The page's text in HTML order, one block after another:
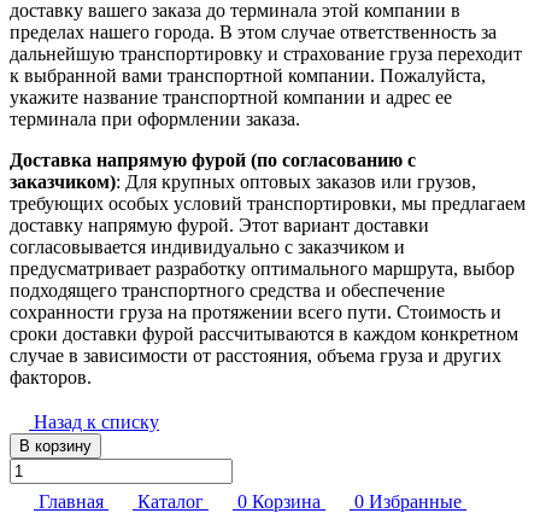
доставку вашего заказа до терминала этой компании в
пределах нашего города. В этом случае ответственность за
дальнейшую транспортировку и страхование груза переходит
к выбранной вами транспортной компании. Пожалуйста,
укажите название транспортной компании и адрес ее
терминала при оформлении заказа.
Доставка напрямую фурой (по согласованию с
заказчиком): Для крупных оптовых заказов или грузов,
требующих особых условий транспортировки, мы предлагаем
доставку напрямую фурой. Этот вариант доставки
согласовывается индивидуально с заказчиком и
предусматривает разработку оптимального маршрута, выбор
подходящего транспортного средства и обеспечение
сохранности груза на протяжении всего пути. Стоимость и
сроки доставки фурой рассчитываются в каждом конкретном
случае в зависимости от расстояния, объема груза и других
факторов.
Назад к списку
В корзину
Главная Каталог 0 Корзина 0 Избранные